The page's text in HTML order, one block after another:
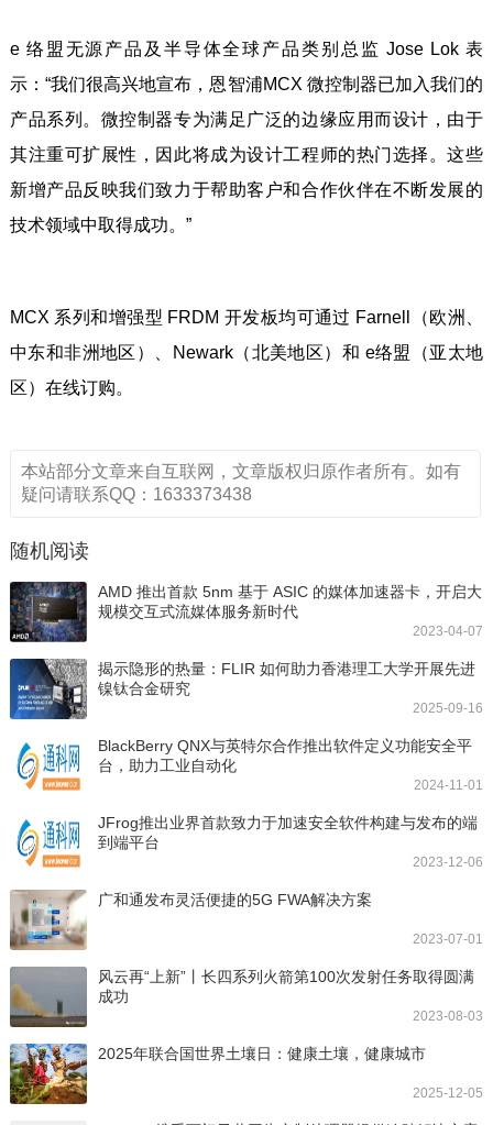
e 络盟无源产品及半导体全球产品类别总监 Jose Lok 表
示：“我们很高兴地宣布，恩智浦MCX 微控制器已加入我们的
产品系列。微控制器专为满足广泛的边缘应用而设计，由于
其注重可扩展性，因此将成为设计工程师的热门选择。这些
新增产品反映我们致力于帮助客户和合作伙伴在不断发展的
技术领域中取得成功。”
MCX 系列和增强型 FRDM 开发板均可通过 Farnell（欧洲、
中东和非洲地区）、Newark（北美地区）和 e络盟（亚太地
区）在线订购。
本站部分文章来自互联网，文章版权归原作者所有。如有
疑问请联系QQ：1633373438
随机阅读
AMD 推出首款 5nm 基于 ASIC 的媒体加速器卡，开启大
规模交互式流媒体服务新时代
2023-04-07
揭示隐形的热量：FLIR 如何助力香港理工大学开展先进
镍钛合金研究
2025-09-16
BlackBerry QNX与英特尔合作推出软件定义功能安全平
台，助力工业自动化
2024-11-01
JFrog推出业界首款致力于加速安全软件构建与发布的端
到端平台
2023-12-06
广和通发布灵活便捷的5G FWA解决方案
2023-07-01
风云再“上新”丨长四系列火箭第100次发射任务取得圆满
成功
2023-08-03
2025年联合国世界土壤日：健康土壤，健康城市
2025-12-05